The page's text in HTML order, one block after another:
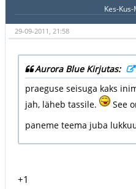
Kes-
29-09-2011, 21:58
Aurora Blue Kirjutas:
praeguse seisuga kaks
jah, läheb tassile.
See
paneme teema juba
+1